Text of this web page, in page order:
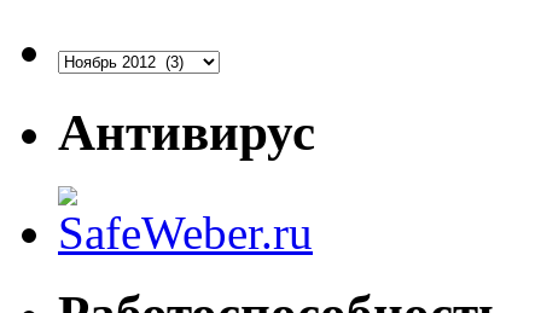
Антивирус